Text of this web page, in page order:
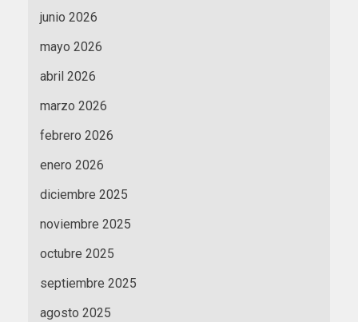
junio 2026
mayo 2026
abril 2026
marzo 2026
febrero 2026
enero 2026
diciembre 2025
noviembre 2025
octubre 2025
septiembre 2025
agosto 2025